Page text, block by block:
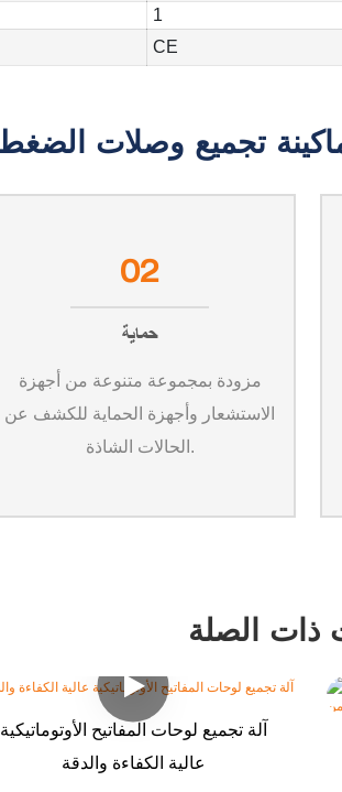
1
CE
02
حماية
مزودة بمجموعة متنوعة من أجهزة
الاستشعار وأجهزة الحماية للكشف عن
الحالات الشاذة.
ذات الصلة
آلة تجميع لوحات المفاتيح الأوتوماتيكية
عالية الكفاءة والدقة